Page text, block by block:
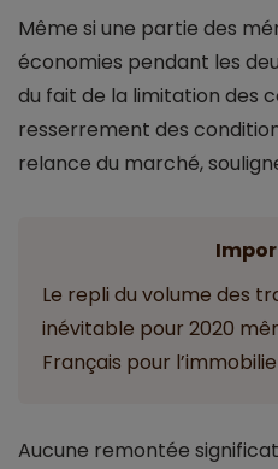
Même si une partie des
économies pendant les
du fait de la limitation des
resserrement des
relance du marché,
Le repli du volume des
inévitable pour 2020
Français pour
Aucune remontée